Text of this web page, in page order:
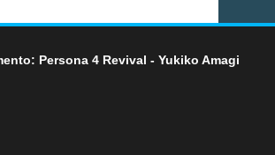
Persona 4 Revival - Yukiko Amagi